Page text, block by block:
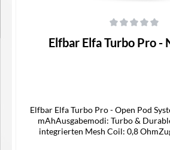
Elfbar Elfa Turbo Pro -
Elfbar Elfa Turbo Pro - Open Pod
mAhAusgabemodi: Turbo &
integrierten Mesh Coil: 0,8